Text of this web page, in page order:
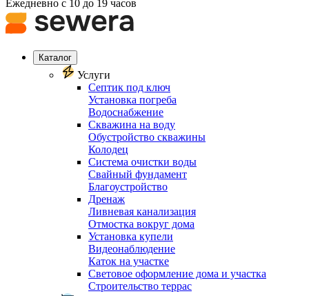
Ежедневно с 10 до 19 часов
Каталог
Услуги
Септик под ключ
Установка погреба
Водоснабжение
Скважина на воду
Обустройство скважины
Колодец
Система очистки воды
Свайный фундамент
Благоустройство
Дренаж
Ливневая канализация
Отмостка вокруг дома
Установка купели
Видеонаблюдение
Каток на участке
Световое оформление дома и участка
Строительство террас